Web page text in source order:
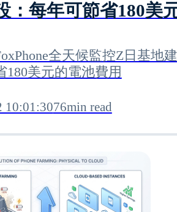
：每年可節省180美
全天候監控Z日基地
180美元的電池費用
10:01:3076min read